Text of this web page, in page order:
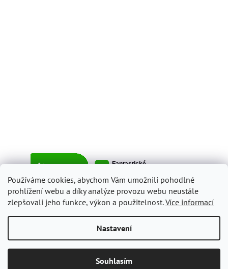
Používáme cookies, abychom Vám umožnili pohodlné
prohlížení webu a díky analýze provozu webu neustále
zlepšovali jeho funkce, výkon a použitelnost.Více informací
Nastavení
Souhlasím
Copyright 2026ItalyShop.cz. Všechna práva vyhrazena.Upravit
nastavení cookies